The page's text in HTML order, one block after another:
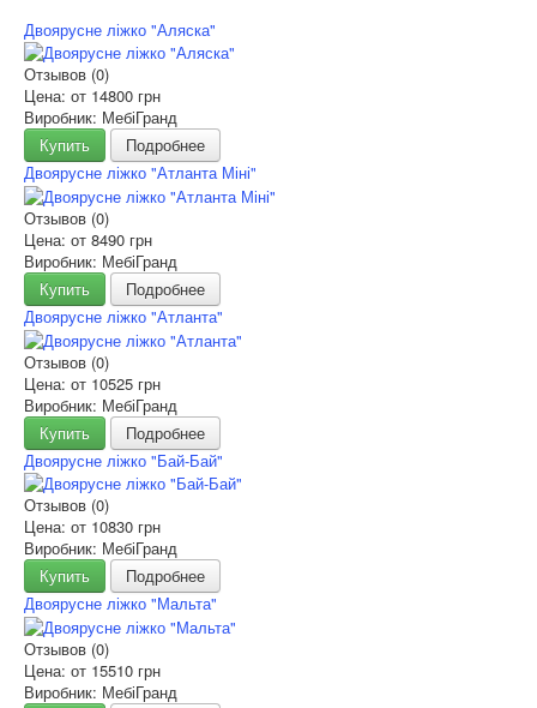
Двоярусне ліжко "Аляска"
Отзывов (0)
Цена: от 14800 грн
Виробник: МебіГранд
Купить
Подробнее
Двоярусне ліжко "Атланта Міні"
Отзывов (0)
Цена: от 8490 грн
Виробник: МебіГранд
Купить
Подробнее
Двоярусне ліжко "Атланта"
Отзывов (0)
Цена: от 10525 грн
Виробник: МебіГранд
Купить
Подробнее
Двоярусне ліжко "Бай-Бай"
Отзывов (0)
Цена: от 10830 грн
Виробник: МебіГранд
Купить
Подробнее
Двоярусне ліжко "Мальта"
Отзывов (0)
Цена: от 15510 грн
Виробник: МебіГранд